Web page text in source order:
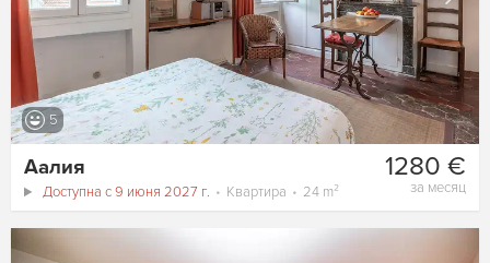
5
1280 €
за месяц
Аалия
Доступна с 9 июня 2027 г. Квартира 24 m²